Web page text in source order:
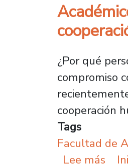
¿Por qué
compromiso
cooperación
Tags
Facultad de
Lee más